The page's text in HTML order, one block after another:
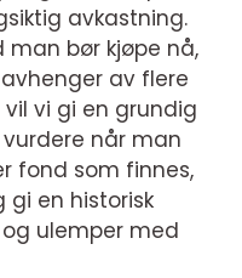
avkastning.
man bør kjøpe nå,
av flere
vi gi en grundig
når man
fond som finnes,
gi en historisk
ulemper med